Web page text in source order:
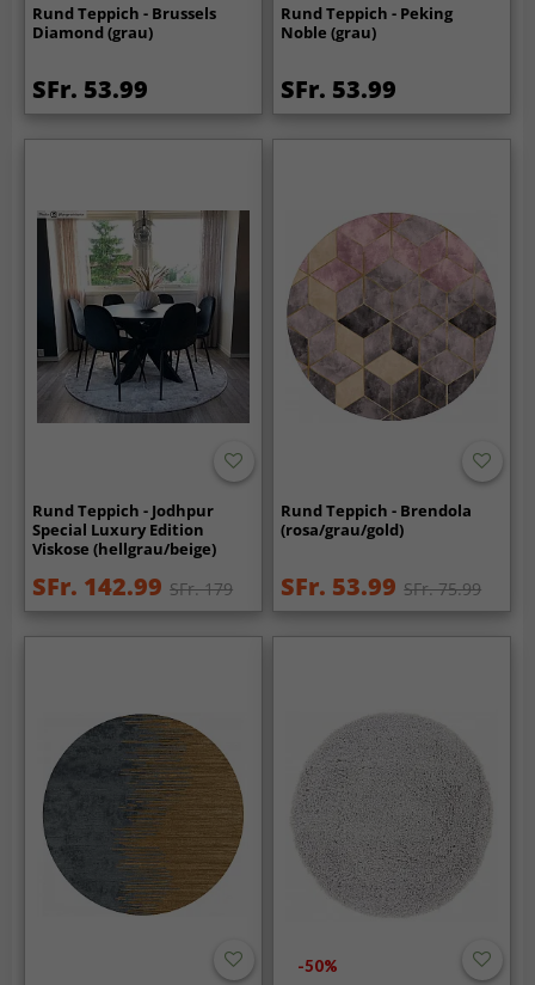
Rund Teppich - Brussels
Diamond (grau)
SFr. 53.99
Rund Teppich - Peking
Noble (grau)
SFr. 53.99
Rund Teppich - Jodhpur
Special Luxury Edition
Viskose (hellgrau/beige)
SFr. 142.99 SFr. 179
Rund Teppich - Brendola
(rosa/grau/gold)
SFr. 53.99 SFr. 75.99
-50%